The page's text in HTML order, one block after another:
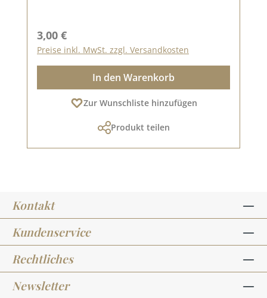
Regulärer Preis:
3,00 €
Preise inkl. MwSt. zzgl. Versandkosten
In den Warenkorb
Zur Wunschliste hinzufügen
Produkt teilen
Kontakt
Kundenservice
Rechtliches
Newsletter